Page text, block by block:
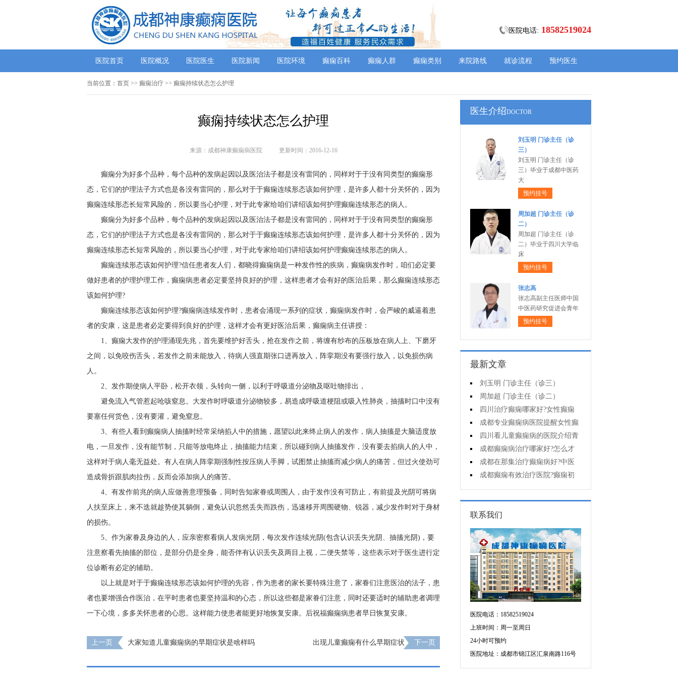
医院电话: 18582519024
医院首页 医院概况 医院医生 医院新闻 医院环境 癫痫百科 癫痫人群 癫痫类别 来院路线 就诊流程 预约医生
当前位置： 首页 >> 癫痫治疗 >> 癫痫持续状态怎么护理
癫痫持续状态怎么护理
来源：成都神康癫痫病医院 更新时间：2016-12-16
癫痫分为好多个品种，每个品种的发病起因以及医治法子都是没有雷同的，同样对于于没有同类型的癫痫形
态，它们的护理法子方式也是各没有雷同的，那么对于于癫痫连续形态该如何护理，是许多人都十分关怀的，因为
癫痫连续形态长短常风险的，所以要当心护理，对于此专家给咱们讲绍该如何护理癫痫连续形态的病人。
癫痫分为好多个品种，每个品种的发病起因以及医治法子都是没有雷同的，同样对于于没有同类型的癫痫形
态，它们的护理法子方式也是各没有雷同的，那么对于于癫痫连续形态该如何护理，是许多人都十分关怀的，因为
癫痫连续形态长短常风险的，所以要当心护理，对于此专家给咱们讲绍该如何护理癫痫连续形态的病人。
癫痫连续形态该如何护理?信任患者友人们，都晓得癫痫病是一种发作性的疾病，癫痫病发作时，咱们必定要
做好患者的护理护理工作，癫痫病患者必定要坚持良好的护理，这样患者才会有好的医治后果，那么癫痫连续形态
该如何护理?
癫痫连续形态该如何护理?癫痫病连续发作时，患者会涌现一系列的症状，癫痫病发作时，会严峻的威逼着患
者的安康，这是患者必定要得到良好的护理，这样才会有更好医治后果，癫痫病主任讲授：
1、癫痫大发作的护理涌现先兆，首先要维护好舌头，抢在发作之前，将缠有纱布的压板放在病人上、下磨牙
之间，以免咬伤舌头，若发作之前未能放入，待病人强直期张口进再放入，阵挛期没有要强行放入，以免损伤病
人。
2、发作期使病人平卧，松开衣领，头转向一侧，以利于呼吸道分泌物及呕吐物排出，
避免流入气管惹起呛咳窒息。大发作时呼吸道分泌物较多，易造成呼吸道梗阻或吸入性肺炎，抽搐时口中没有
要塞任何货色，没有要灌，避免窒息。
3、有些人看到癫痫病人抽搐时经常采纳掐人中的措施，愿望以此来终止病人的发作，病人抽搐是大脑适度放
电，一旦发作，没有能节制，只能等放电终止，抽搐能力结束，所以碰到病人抽搐发作，没有要去掐病人的人中，
这样对于病人毫无益处。有人在病人阵挛期强制性按压病人手脚，试图禁止抽搐而减少病人的痛苦，但过火使劲可
造成骨折跟肌肉拉伤，反而会添加病人的痛苦。
4、有发作前兆的病人应做善意理预备，同时告知家眷或周围人，由于发作没有可防止，有前提及光阴可将病
人扶至床上，来不迭就趁势使其躺倒，避免认识忽然丢失而跌伤，迅速移开周围硬物、锐器，减少发作时对于身材
的损伤。
5、作为家眷及身边的人，应亲密察看病人发病光阴，每次发作连续光阴(包含认识丢失光阴、抽搐光阴)，要
注意察看先抽搐的部位，是部分仍是全身，能否伴有认识丢失及两目上视，二便失禁等，这些表示对于医生进行定
位诊断有必定的辅助。
以上就是对于于癫痫连续形态该如何护理的先容，作为患者的家长要特殊注意了，家眷们注意医治的法子，患
者也要增强合作医治，在平时患者也要坚持温和的心态，所以这些都是家眷们注意，同时还要适时的辅助患者调理
一下心境，多多关怀患者的心思。这样能力使患者能更好地恢复安康。后祝福癫痫病患者早日恢复安康。
上一页 大家知道儿童癫痫病的早期症状是啥样吗 出现儿童癫痫有什么早期症状 下一页
医生介绍DOCTOR
刘玉明 门诊主任（诊
三）
刘玉明 门诊主任（诊
三）毕业于成都中医药
大
预约挂号
周加超 门诊主任（诊
二）
周加超 门诊主任（诊
二）毕业于四川大学临
床
预约挂号
张志高
张志高副主任医师中国
中医药研究促进会青年
预约挂号
最新文章
刘玉明 门诊主任（诊三）
周加超 门诊主任（诊二）
四川治疗癫痫哪家好?女性癫痫
怎么预防?
成都专业癫痫病医院提醒女性癫
痫患者在经期要注意什么?
四川看儿童癫痫病的医院介绍青
少年癫痫病的病因
成都癫痫病治疗哪家好?怎么才
能诊断孩子是不是得了癫痫?
成都在那集治疗癫痫病好?中医
治疗癫痫病好吗?
成都癫痫有效治疗医院?癫痫初
期怎么治疗?
联系我们
医院电话：18582519024
上班时间：周一至周日
24小时可预约
医院地址：成都市锦江区汇泉南路116号